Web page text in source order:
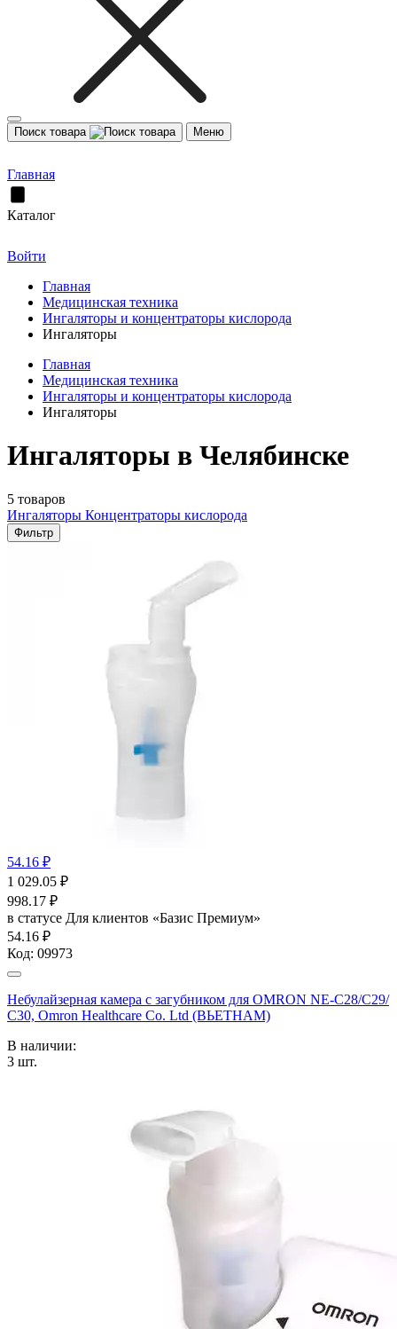
Поиск товара Меню
Главная
Каталог
Войти
Главная
Медицинская техника
Ингаляторы и концентраторы кислорода
Ингаляторы
Главная
Медицинская техника
Ингаляторы и концентраторы кислорода
Ингаляторы
Ингаляторы в Челябинске
5 товаров
Ингаляторы Концентраторы кислорода
Фильтр
54.16 ₽
1 029.05 ₽
998.17 ₽
в статусе Для клиентов «Базис Премиум»
54.16 ₽
Код: 09973
Небулайзерная камера с загубником для OMRON NE-C28/С29/
С30, Omron Healthcare Co. Ltd (ВЬЕТНАМ)
В наличии:
3 шт.